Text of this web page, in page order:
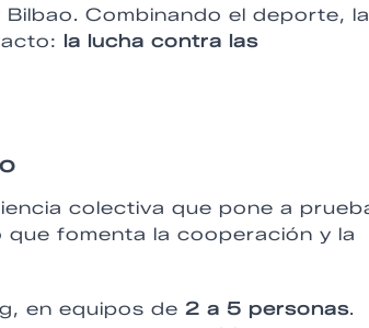
Combinando el deporte, la
la lucha contra las
colectiva que pone a
fomenta la cooperación y la
en equipos de2 a 5 personas.